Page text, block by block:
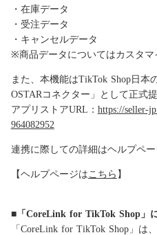
・在庫データ
・受注データ
・キャンセルデータ
※商品データについてはカスタマ
また、本機能はTikTok Shop日本
OSTARコネクター」として正式
アプリストアURL： https://seller-
964082952
連携に際しての詳細はヘルプペー
【ヘルプページはこちら 】
■「CoreLink for TikTok Shop」
「CoreLink for TikTok Shop」は